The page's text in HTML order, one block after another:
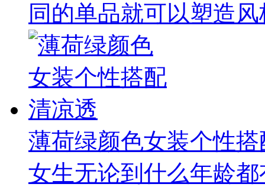
同的单品就可以塑造
薄荷绿颜色女装个性
女生无论到什么年龄